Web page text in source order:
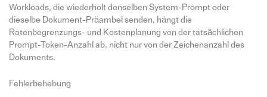
Workloads, die wiederholt denselben System-Prompt oder
dieselbe Dokument-Präambel senden, hängt die
Ratenbegrenzungs- und Kostenplanung von der tatsächlichen
Prompt-Token-Anzahl ab, nicht nur von der Zeichenanzahl des
Dokuments.
Fehlerbehebung